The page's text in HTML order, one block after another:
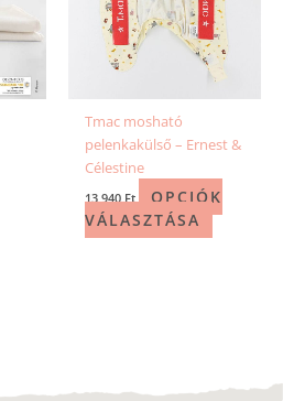
Tmac mosható
pelenkakülső – Ernest &
Célestine
13 940Ft
OPCIÓK
VÁLASZTÁSA